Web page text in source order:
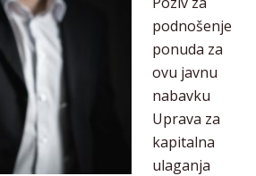
podnošenje
ponuda za
ovu javnu
nabavku
Uprava za
kapitalna
ulaganja